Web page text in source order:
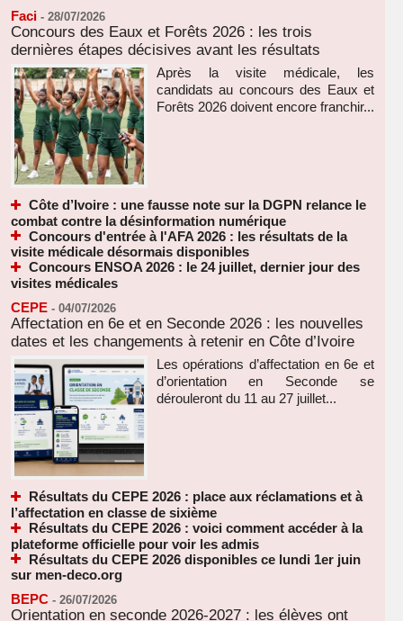
Faci - 28/07/2026
Concours des Eaux et Forêts 2026 : les trois
dernières étapes décisives avant les résultats
Après la visite médicale, les
candidats au concours des Eaux et
Forêts 2026 doivent encore franchir...
Côte d’Ivoire : une fausse note sur la DGPN relance le
combat contre la désinformation numérique
Concours d'entrée à l'AFA 2026 : les résultats de la
visite médicale désormais disponibles
Concours ENSOA 2026 : le 24 juillet, dernier jour des
visites médicales
CEPE - 04/07/2026
Affectation en 6e et en Seconde 2026 : les nouvelles
dates et les changements à retenir en Côte d’Ivoire
Les opérations d’affectation en 6e et
d’orientation en Seconde se
dérouleront du 11 au 27 juillet...
Résultats du CEPE 2026 : place aux réclamations et à
l’affectation en classe de sixième
Résultats du CEPE 2026 : voici comment accéder à la
plateforme officielle pour voir les admis
Résultats du CEPE 2026 disponibles ce lundi 1er juin
sur men-deco.org
BEPC - 26/07/2026
Orientation en seconde 2026-2027 : les élèves ont